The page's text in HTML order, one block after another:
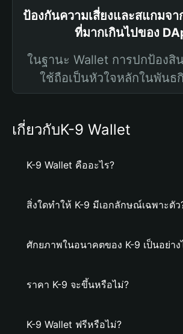
ป้องกันความเสี่ยงและสแกมจ
ที่มากเกินไปของ
ในฐานะ Wallet การปกป้องสิ
ใช้ถือเป็นหัวใจหลักในพันธ
เกี่ยวกับK-9 Wallet
K-9 Wallet คืออะไร?
สิ่งใดทำให้ K-9 มีเอกลักษณ์เฉพาะตัว
ศักยภาพในอนาคตของ K-9 เป็นอย่าง
ราคา K-9 จะขึ้นหรือไม่?
K-9 Wallet ฟรีหรือไม่?